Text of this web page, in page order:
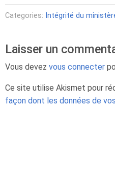
Categories: Intégrité du
Laisser un
Vous devez vous connecter
Ce site utilise Akismet pour
façon dont les données de